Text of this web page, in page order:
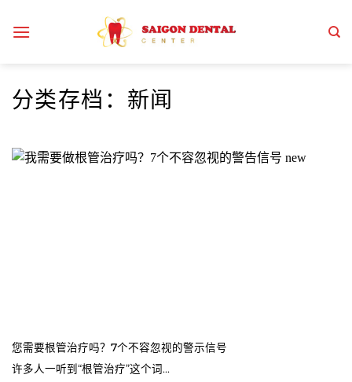
分类存档： 新闻
您需要根管治疗吗？7个不容忽视的警示信号
许多人一听到“根管治疗”这个词...